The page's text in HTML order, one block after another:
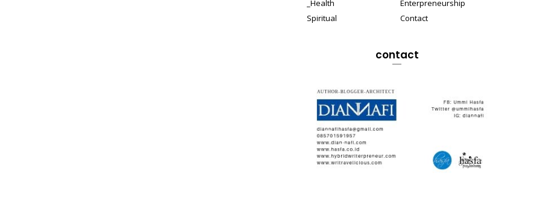
_Health
Enterpreneurship
Spiritual
Contact
contact